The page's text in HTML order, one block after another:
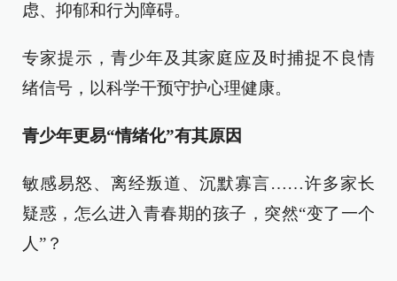
虑、抑郁和行为障碍。
专家提示，青少年及其家庭应及时捕捉不良情
绪信号，以科学干预守护心理健康。
青少年更易“情绪化”有其原因
敏感易怒、离经叛道、沉默寡言……许多家长
疑惑，怎么进入青春期的孩子，突然“变了一个
人”？